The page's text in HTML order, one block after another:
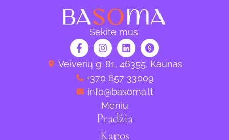
Sekite mus:
Veiverių g. 81, 46355, Kaunas
+370 657 33009
info@basoma.lt
Meniu
Pradžia
Kapos